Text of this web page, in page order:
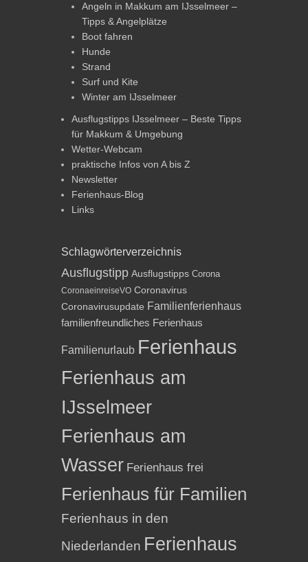
Angeln in Makkum am IJsselmeer –
Tipps & Angelplätze
Boot fahren
Hunde
Strand
Surf und Kite
Winter am IJsselmeer
Ausflugstipps IJsselmeer – Beste Tipps
für Makkum & Umgebung
Wetter-Webcam
praktische Infos von A bis Z
Newsletter
Ferienhaus-Blog
Links
Schlagwörterverzeichnis
Ausflugstipp Ausflugstipps Corona
CoronaeinreiseVO Coronavirus
Coronavirusupdate Familienferienhaus
familienfreundliches Ferienhaus
Familienurlaub Ferienhaus
Ferienhaus am
IJsselmeer
Ferienhaus am
Wasser Ferienhaus frei
Ferienhaus für Familien
Ferienhaus in den
Niederlanden Ferienhaus